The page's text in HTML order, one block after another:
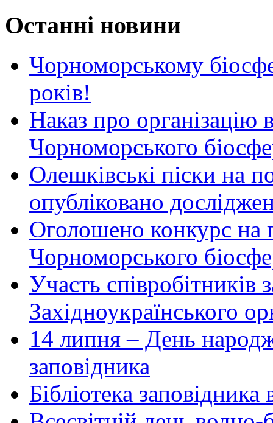
Останні новини
Чорноморському
років!
Наказ про організацію
Чорноморського
Олешківські піски на
опубліковано
Оголошено конкурс на
Чорноморського
Участь співробітників
Західноукраїнського
14 липня – День
заповідника
Бібліотека